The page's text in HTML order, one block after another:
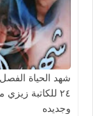
٢٤ للكاتبة
وجديده